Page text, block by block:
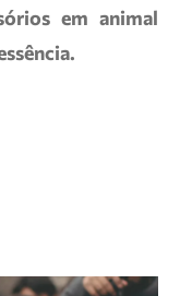
em animal